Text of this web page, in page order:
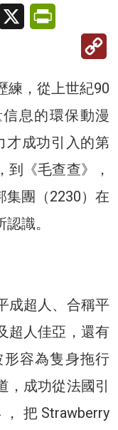
X
練，從上世紀90
息的環保動漫
才成功引入的第
到《毛查查》，
集團（2230）在
識。
成超人、合稱平
超人佳亞，還有
形容為隻身拖行
，成功從法國引
把Strawberry